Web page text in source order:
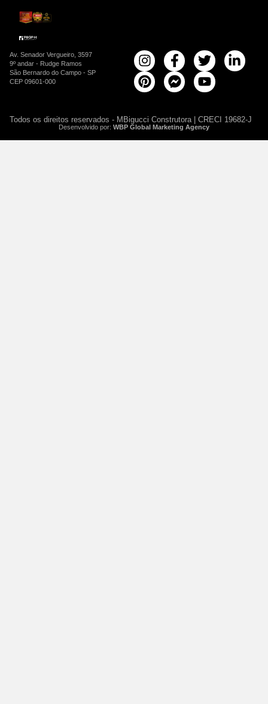
Av. Senador Vergueiro, 3597
9º andar - Rudge Ramos
São Bernardo do Campo - SP
CEP 09601-000
Todos os direitos reservados - MBigucci Construtora | CRECI 19682-J
Desenvolvido por: WBP Global Marketing Agency